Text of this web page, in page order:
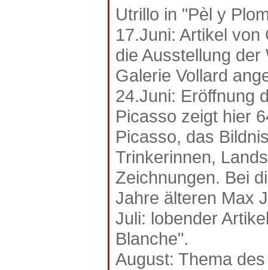
Utrillo in "Pèl y
17.Juni: Artikel
die Ausstellung
Galerie Vollard
24.Juni: Eröffnung
Picasso zeigt hier
Picasso, das
Trinkerinnen,
Zeichnungen. Bei
Jahre älteren Max
Juli: lobender
Blanche".
August: Thema